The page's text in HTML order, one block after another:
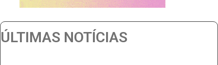
ÚLTIMAS NOTÍCIAS